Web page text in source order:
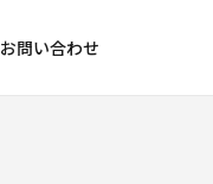
お問い合わせ